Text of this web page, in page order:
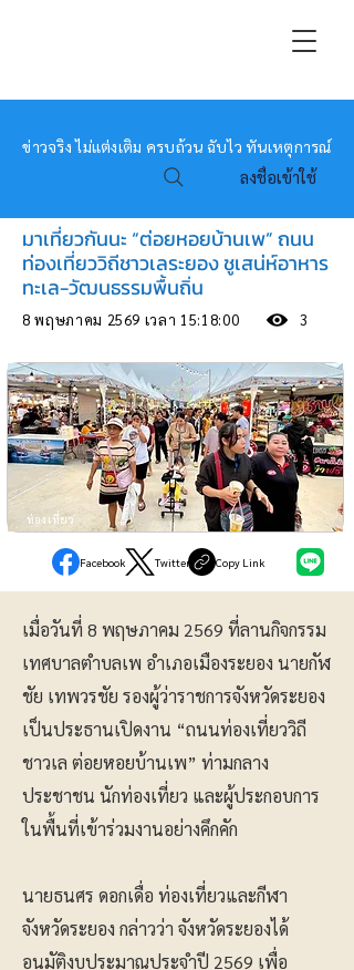
หมอข่าว
ข่าวจริง ไม่แต่งเติม ครบถ้วน ฉับไว ทันเหตุการณ์
ลงชื่อเข้าใช้
มาเที่ยวกันนะ “ต่อยหอยบ้านเพ” ถนน
ท่องเที่ยววิถีชาวเลระยอง ชูเสน่ห์อาหาร
ทะเล-วัฒนธรรมพื้นถิ่น
8 พฤษภาคม 2569 เวลา 15:18:00 3
ท่องเที่ยว
Facebook Twitter Copy Link
เมื่อวันที่ 8 พฤษภาคม 2569 ที่ลานกิจกรรม
เทศบาลตำบลเพ อำเภอเมืองระยอง นายกัฬ
ชัย เทพวรชัย รองผู้ว่าราชการจังหวัดระยอง
เป็นประธานเปิดงาน “ถนนท่องเที่ยววิถี
ชาวเล ต่อยหอยบ้านเพ” ท่ามกลาง
ประชาชน นักท่องเที่ยว และผู้ประกอบการ
ในพื้นที่เข้าร่วมงานอย่างคึกคัก
นายธนศร ดอกเดื่อ ท่องเที่ยวและกีฬา
จังหวัดระยอง กล่าวว่า จังหวัดระยองได้
อนุมัติงบประมาณประจำปี 2569 เพื่อ